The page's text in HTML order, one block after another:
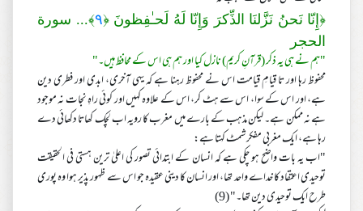
﴿إِنّا نَحنُ نَزَّلنَا الذِّكرَ وَإِنّا لَهُ لَحـٰفِظونَ ﴿٩﴾... سورة
الحجر
"ہم نے ہی یہ ذکر (قرآنِ کریم) نازل کیا اور ہم ہی اس کے محافظ ہیں۔"
محفوظ رہا اور تا قیامِ قیامت اس نے محفوظ رہنا ہے کہ یہی آخری، ابدی اور فطری دین
ہے، اور اس کے سوا، اس سے ہٹ کر، اس کے علاوہ کہیں اور کوئی راہِ نجات نہ موجود
ہے نہ ممکن ہے۔ لیکن مذہب کے بارے میں مغرب کا رویہ اب لچک کھاتا دکھائی دے
رہا ہے، ایک مغربی مفکر شمٹ کہتا ہے:
"اب یہ بات واضح ہو چکی ہے کہ انسان کے ابتدائی تصور کی اعلیٰ ترین ہستی فی الحقیقت
توحیدی اعتقاد کا خداے واحد تھا، اور انسان کا دینی عقیدہ جو اس سے ظہور پذیر ہوا وہ پوری
طرح ایک توحیدی دین تھا۔" (9)